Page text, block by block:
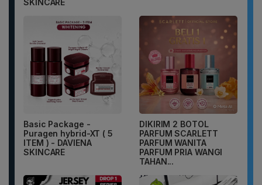
SKINCARE
Basic Package -
Puragen hybrid-XT ( 5
ITEM ) - DAVIENA
SKINCARE
DIKIRIM 2 BOTOL
PARFUM SCARLETT
PARFUM WANITA
PARFUM PRIA WANGI
TAHAN...